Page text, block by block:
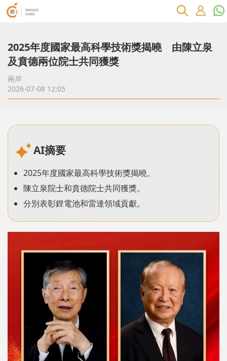
​2025年度國家最高科學技術獎揭曉 由陳立泉
及賁德兩位院士共同獲獎
兩岸
2026-07-08 12:05
AI摘要
2025年度國家最高科學技術獎揭曉。
陳立泉院士和賁德院士共同獲獎。
分別表彰鋰電池和雷達領域貢獻。